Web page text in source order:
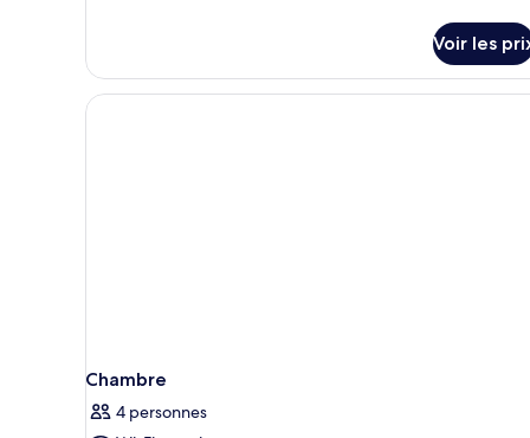
Carnac
le
type
de
Voir les
Chambre
4 personnes